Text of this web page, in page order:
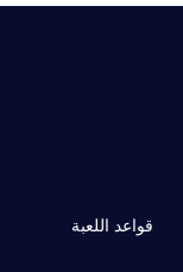
قواعد اللعبة